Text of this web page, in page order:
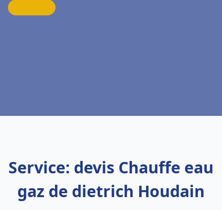
Service: devis Chauffe eau
gaz de dietrich Houdain